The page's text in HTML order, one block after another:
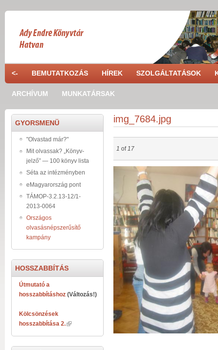
<- BEMUTATKOZÁS HÍREK SZOLGÁLTATÁSOK
ARCHÍVUM MUNKATÁRSAK
img_7684.jpg
1 of17
img_7684.jpg
GYORSMENÜ
"Olvastad már?"
Mit olvassak? „Könyv-
jelző” — 100 könyv lista
Séta az intézményben
eMagyarország pont
TÁMOP-3.2.13-12/1-
2013-0064
Országos
olvasásnépszerűsítő
kampány
HOSSZABBÍTÁS
Útmutató a
hosszabbításhoz (Változás!)
Kölcsönzések
hosszabbítása 2.